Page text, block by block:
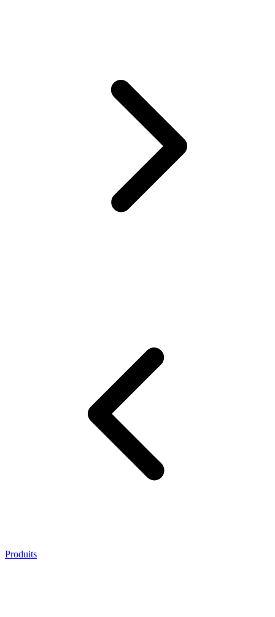
Produits